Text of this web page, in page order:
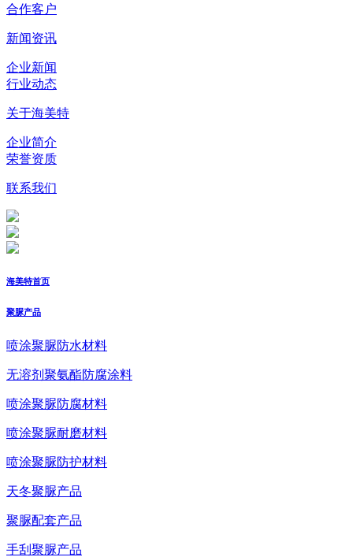
合作客户
新闻资讯
企业新闻
行业动态
关于海美特
企业简介
荣誉资质
联系我们
海美特首页
聚脲产品
喷涂聚脲防水材料
无溶剂聚氨酯防腐涂料
喷涂聚脲防腐材料
喷涂聚脲耐磨材料
喷涂聚脲防护材料
天冬聚脲产品
聚脲配套产品
手刮聚脲产品